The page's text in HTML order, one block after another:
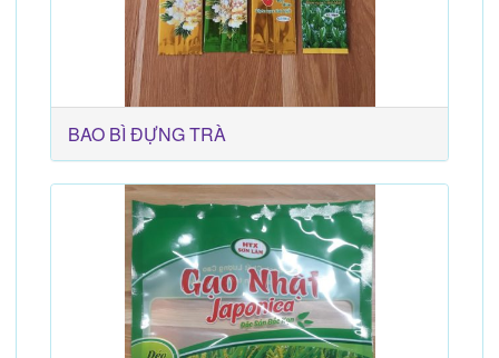
BAO BÌ ĐỰNG TRÀ